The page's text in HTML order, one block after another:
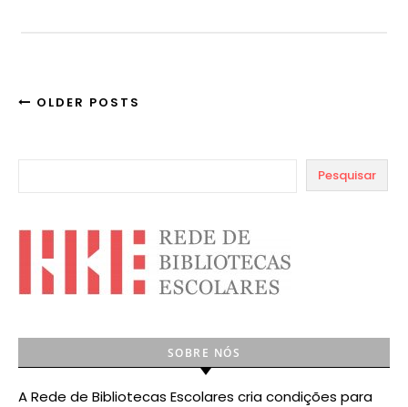
OLDER POSTS
Pesquisar
SOBRE NÓS
A Rede de Bibliotecas Escolares cria condições para